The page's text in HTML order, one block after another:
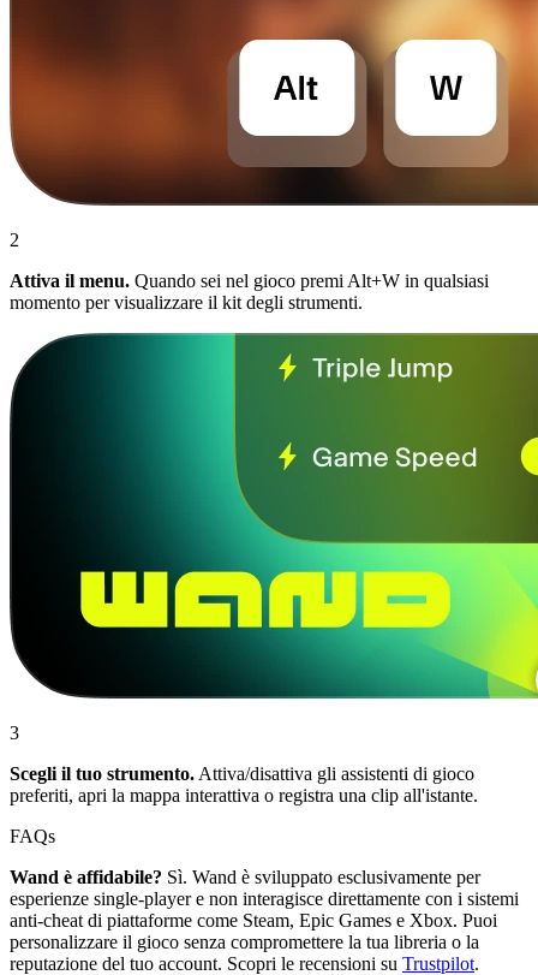
2
Attiva il menu. Quando sei nel gioco premi Alt+W in qualsiasi
momento per visualizzare il kit degli strumenti.
3
Scegli il tuo strumento. Attiva/disattiva gli assistenti di gioco
preferiti, apri la mappa interattiva o registra una clip all'istante.
FAQs
Wand è affidabile? Sì. Wand è sviluppato esclusivamente per
esperienze single-player e non interagisce direttamente con i sistemi
anti-cheat di piattaforme come Steam, Epic Games e Xbox. Puoi
personalizzare il gioco senza compromettere la tua libreria o la
reputazione del tuo account. Scopri le recensioni su Trustpilot.